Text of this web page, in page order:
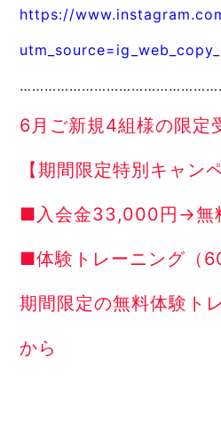
https://
6月ご新規4組様の限定
【期間限定特別キャン
■入会金33,000円→無
■体験トレーニング（
期間限定の無料体験ト
から